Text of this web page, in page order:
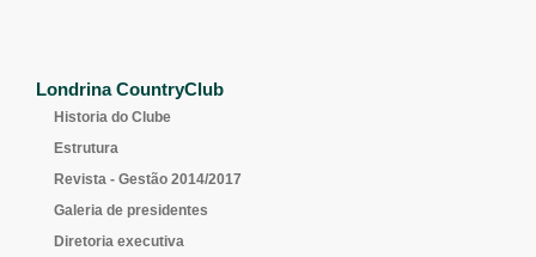
Londrina CountryClub
Historia do Clube
Estrutura
Revista - Gestão 2014/2017
Galeria de presidentes
Diretoria executiva